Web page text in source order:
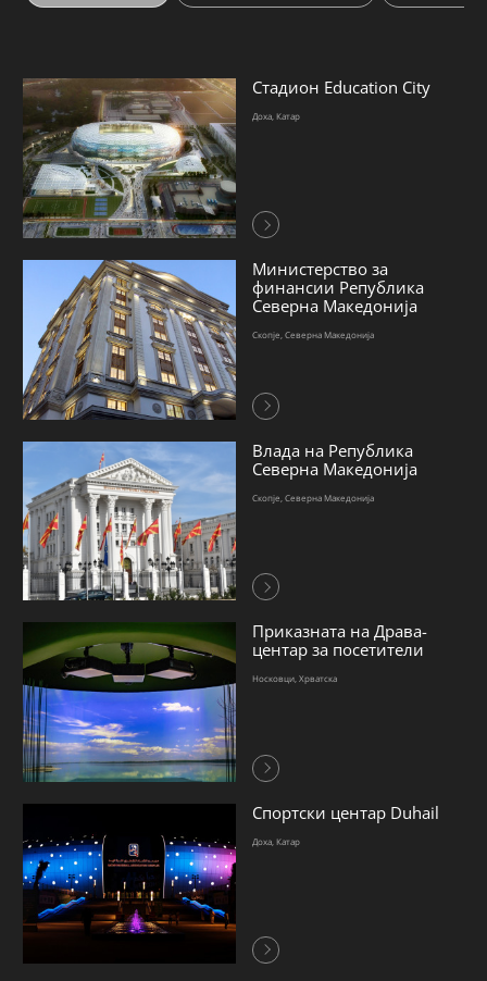
Стадион Education City
Доха, Катар
Министерство за
финансии Република
Северна Македонија
Скопје, Северна Македонија
Влада на Република
Северна Македонија
Скопје, Северна Македонија
Приказната на Драва-
центар за посетители
Носковци, Хрватска
Спортски центар Duhail
Доха, Катар